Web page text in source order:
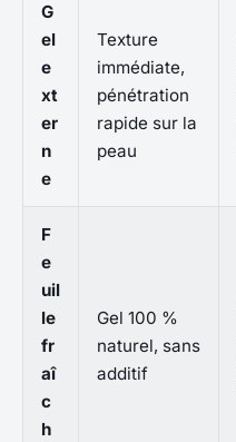
G
el
e
xt
er
n
e
Texture
immédiate,
pénétration
rapide sur la
peau
F
e
uil
le
fr
aî
c
h
Gel 100 %
naturel, sans
additif